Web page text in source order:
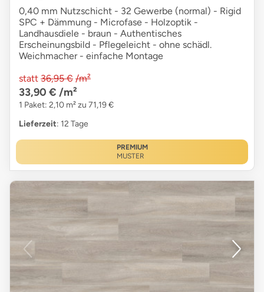
0,40 mm Nutzschicht - 32 Gewerbe (normal) - Rigid
SPC + Dämmung - Microfase - Holzoptik -
Landhausdiele - braun - Authentisches
Erscheinungsbild - Pflegeleicht - ohne schädl.
Weichmacher - einfache Montage
statt 36,95 € /m²
33,90 € /m²
1 Paket: 2,10 m² zu 71,19 €
Lieferzeit: 12 Tage
PREMIUM
MUSTER